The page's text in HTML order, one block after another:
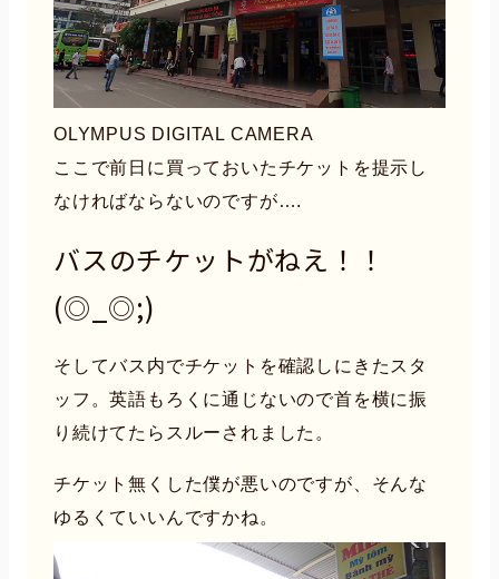
OLYMPUS DIGITAL CAMERA
ここで前日に買っておいたチケットを提示し
なければならないのですが….
バスのチケットがねえ！！
(◎_◎;)
そしてバス内でチケットを確認しにきたスタ
ッフ。英語もろくに通じないので首を横に振
り続けてたらスルーされました。
チケット無くした僕が悪いのですが、そんな
ゆるくていいんですかね。